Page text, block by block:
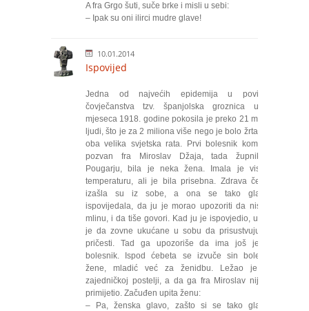
A fra Grgo šuti, suče brke i misli u sebi:
– Ipak su oni ilirci mudre glave!
10.01.2014
Ispovijed
Jedna od najvećih epidemija u povijesti
čovječanstva tzv. španjolska groznica u tri
mjeseca 1918. godine pokosila je preko 21 milion
ljudi, što je za 2 miliona više nego je bolo žrtava u
oba velika svjetska rata. Prvi bolesnik kome je
pozvan fra Miroslav Džaja, tada župnik u
Pougarju, bila je neka žena. Imala je visoku
temperaturu, ali je bila prisebna. Zdrava čeljad
izašla su iz sobe, a ona se tako glasno
ispovijedala, da ju je morao upozoriti da nisu u
mlinu, i da tiše govori. Kad ju je ispovjedio, ustao
je da zovne ukućane u sobu da prisustvuju sv.
pričesti. Tad ga upozoriše da ima još jedan
bolesnik. Ispod ćebeta se izvuče sin bolesne
žene, mladić već za ženidbu. Ležao je na
zajedničkoj postelji, a da ga fra Miroslav nije ni
primijetio. Začuđen upita ženu:
– Pa, ženska glavo, zašto si se tako glasno